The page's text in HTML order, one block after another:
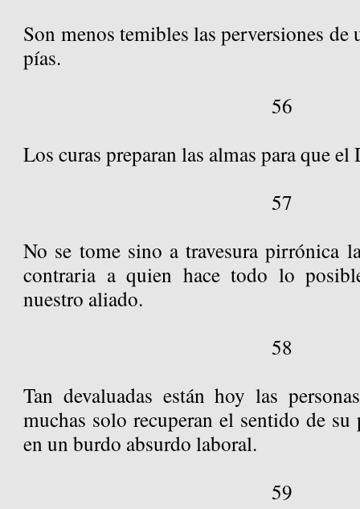
Son menos temibles las perversiones de
pías.
56
Los curas preparan las almas para que
57
No se tome sino a travesura pirrónica
contraria a quien hace todo lo
nuestro aliado.
58
Tan devaluadas están hoy las
muchas solo recuperan el sentido de su
en un burdo absurdo laboral.
59